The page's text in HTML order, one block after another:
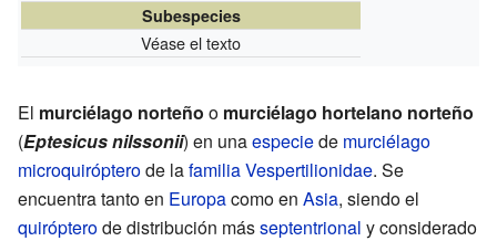
Subespecies
Véase el texto
El murciélago norteño o murciélago hortelano norteño
(Eptesicus nilssonii) en unaespeciede murciélago
microquirópterode lafamiliaVespertilionidae. Se
encuentra tanto en Europacomo en Asia, siendo el
quirópterode distribución másseptentrional y considerado